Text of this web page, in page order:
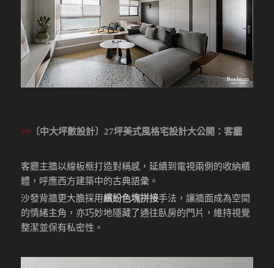
>> 〔中大坪數設計〕27坪美式風格宅設計大公開 ：客廳
客廳主牆以線板框打造對稱感，延續到電視兩側的收納櫃
體，呼應西方建築中的古典語彙。
沙發背牆更大膽採用繽紛色塊拼接手法，讓牆面成為空間
的情緒主角，亦巧妙地隱藏了通往臥房的門片，維持視覺
整潔並保有私密性。